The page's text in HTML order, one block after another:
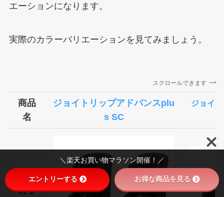
エーションになります。
実際のカラーバリエーションを見てみましょう。
スクロールできます
商品
名
ジョイトリップアドバンスplu
s SC
ジョイ
カラ
＼楽天お買い物マラソン開催！／
エントリーする お得な商品を見る